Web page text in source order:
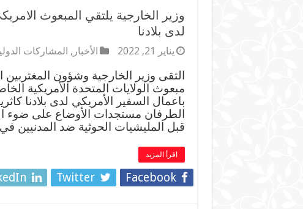
وزير الخارجية يلتقي المبعوث
لدى بلادنا
يناير 21, 2022 الأخبار , المشاركات
التقى وزير الخارجية وشؤون
مبعوث الولايات المتحدة الأمريكية
باعمال السفير الأمريكي لدى بلادنا
الطرفان مستجدات الأوضاع على ضوء
قبل المليشيات الحوثية ضد المدنيين
اقرأ المزيد
Facebook
Twitter